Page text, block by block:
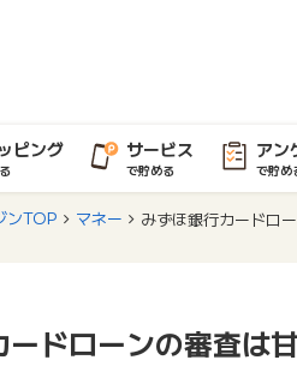
ピング サービス
で貯める
アン
で貯め
ンTOP マネー みずほ銀行カードロ
ードローンの審査は